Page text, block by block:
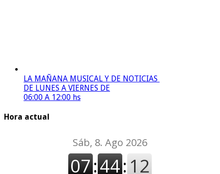
LA MAÑANA MUSICAL Y DE NOTICIAS
DE LUNES A VIERNES DE
06:00 A 12:00 hs
Hora actual